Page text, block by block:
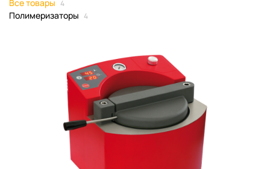
Все товары 4
Полимеризаторы 4